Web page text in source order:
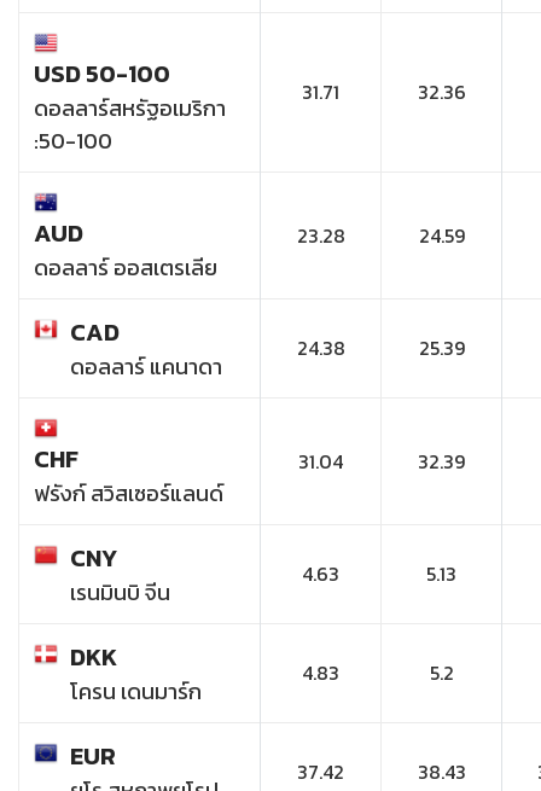
USD 50-100
ดอลลาร์สหรัฐอเมริกา
:50-100
31.71 32.36
AUD
ดอลลาร์ ออสเตรเลีย
23.28 24.59
CAD
ดอลลาร์ แคนาดา
24.38 25.39
CHF
ฟรังก์ สวิสเซอร์แลนด์
31.04 32.39
CNY
เรนมินบิ จีน
4.63 5.13
DKK
โครน เดนมาร์ก
4.83 5.2
EUR 37.42 38.43